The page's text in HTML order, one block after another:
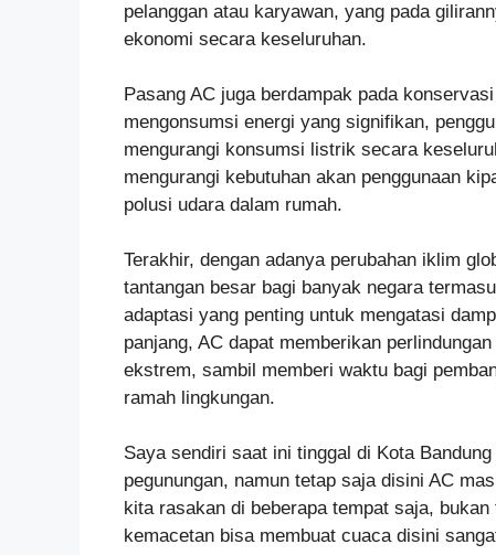
pelanggan atau karyawan, yang pada
ekonomi secara keseluruhan.
Pasang AC juga berdampak pada
mengonsumsi energi yang signifikan,
mengurangi konsumsi listrik secara
mengurangi kebutuhan akan penggunaan
polusi udara dalam rumah.
Terakhir, dengan adanya perubahan iklim
tantangan besar bagi banyak negara
adaptasi yang penting untuk mengatasi
panjang, AC dapat memberikan
ekstrem, sambil memberi waktu bagi
ramah lingkungan.
Saya sendiri saat ini tinggal di Kota
pegunungan, namun tetap saja disini AC
kita rasakan di beberapa tempat saja,
kemacetan bisa membuat cuaca disini